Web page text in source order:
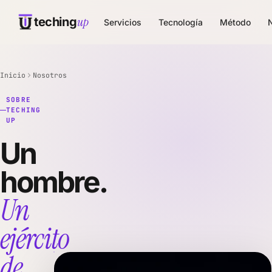
techingup Servicios Tecnología Método
Inicio Nosotros
SOBRE
TECHING
UP
Un
hombre.
Un
ejército